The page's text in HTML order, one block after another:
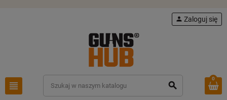
view_headline search
person Zaloguj się
0